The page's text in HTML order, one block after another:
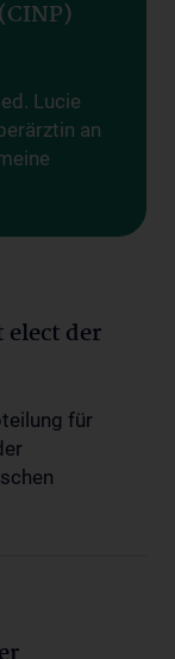
Lucie
an
elect der
für